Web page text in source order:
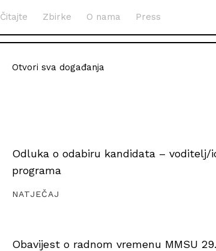
Čitajte Zbirke O nama Press
Otvori sva događanja
Odluka o odabiru kandidata – voditelj/
programa
NATJEČAJ
Obavijest o radnom vremenu MMSU